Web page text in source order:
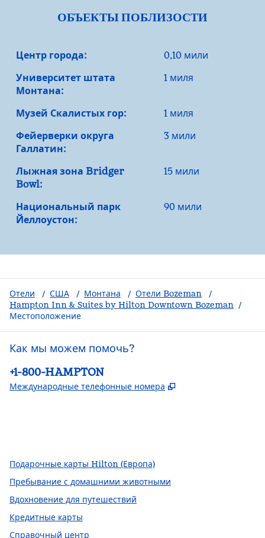
ОБЪЕКТЫ ПОБЛИЗОСТИ
Центр города:
0,10 мили
Университет штата
Монтана:
1 миля
Музей Скалистых гор:
1 миля
Фейерверки округа
Галлатин:
3 мили
Лыжная зона Bridger
Bowl:
15 мили
Национальный парк
Йеллоустон:
90 мили
Отели / США / Монтана / Отели Bozeman
/
Hampton Inn & Suites by Hilton Downtown Bozeman /
Местоположение
Как мы можем помочь?
Телефон:
+1-800-HAMPTON
Международные телефонные номера ,
Подарочные карты Hilton (Европа)
Пребывание с домашними животными
Вдохновение для путешествий
Кредитные карты
Справочный центр